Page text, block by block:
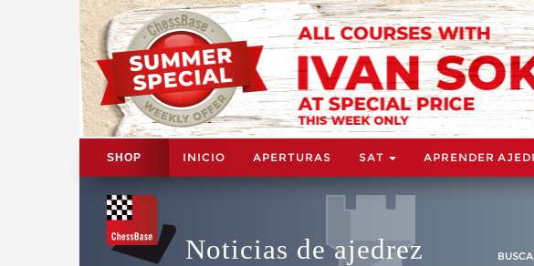
SHOP INICIO APERTURAS SAT APRENDER
Noticias de ajedrez